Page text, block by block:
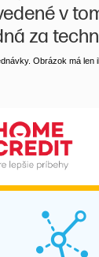
v
za
Obrázok má len